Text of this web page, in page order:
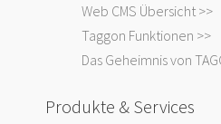
Web CMS Übersicht >>
Taggon Funktionen >>
Das Geheimnis von
Produkte & Services